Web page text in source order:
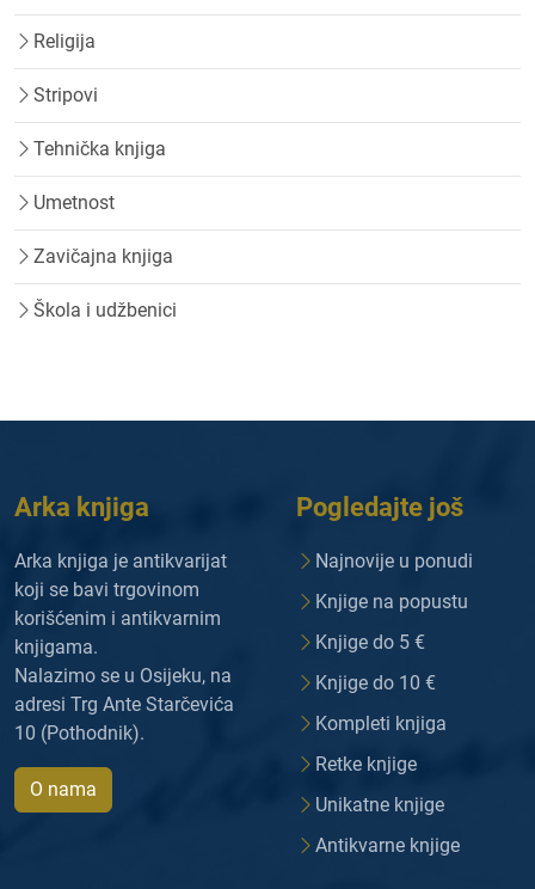
Religija
Stripovi
Tehnička knjiga
Umetnost
Zavičajna knjiga
Škola i udžbenici
Arka knjiga
Arka knjiga je antikvarijat
koji se bavi trgovinom
korišćenim i antikvarnim
knjigama.
Nalazimo se u Osijeku, na
adresi Trg Ante Starčevića
10 (Pothodnik).
O nama
Pogledajte još
Najnovije u ponudi
Knjige na popustu
Knjige do 5 €
Knjige do 10 €
Kompleti knjiga
Retke knjige
Unikatne knjige
Antikvarne knjige